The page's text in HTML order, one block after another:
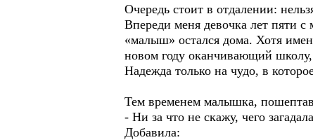
Очередь стоит в отдалении:
Впереди меня девочка лет пяти
«малыш» остался дома. Хотя
новом году оканчивающий школу,
Надежда только на чудо, в
Тем временем малышка,
- Ни за что не скажу, чего
Добавила: